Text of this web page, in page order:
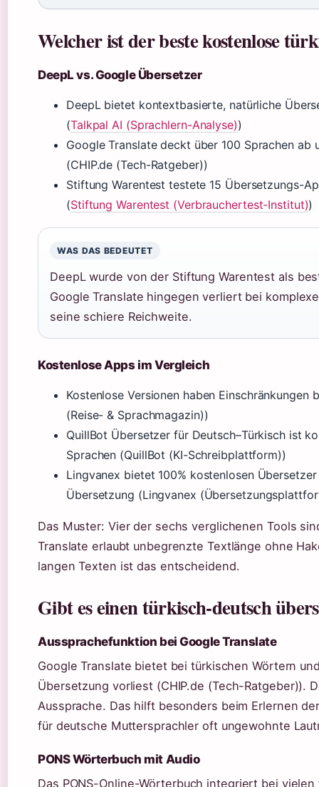
Welcher ist der beste kostenlose
DeepL vs. Google Übersetzer
DeepL bietet kontextbasierte, natürliche
(Talkpal AI (Sprachlern-Analyse))
Google Translate deckt über 100 Sprachen
(CHIP.de (Tech-Ratgeber))
Stiftung Warentest testete 15 Übersetzungs-
(Stiftung Warentest (Verbrauchertest-Institut))
WAS DAS BEDEUTET
DeepL wurde von der Stiftung Warentest als
Google Translate hingegen verliert bei
seine schiere Reichweite.
Kostenlose Apps im Vergleich
Kostenlose Versionen haben
(Reise- & Sprachmagazin))
QuillBot Übersetzer für Deutsch–Türkisch ist
Sprachen (QuillBot (KI-Schreibplattform))
Lingvanex bietet 100% kostenlosen
Übersetzung (Lingvanex
Das Muster: Vier der sechs verglichenen Tools
Translate erlaubt unbegrenzte Textlänge ohne
langen Texten ist das entscheidend.
Gibt es einen türkisch-deutsch
Aussprachefunktion bei Google Translate
Google Translate bietet bei türkischen Wörtern
Übersetzung vorliest (CHIP.de (Tech-Ratgeber)).
Aussprache. Das hilft besonders beim Erlernen
für deutsche Muttersprachler oft ungewohnte
PONS Wörterbuch mit Audio
Das PONS-Online-Wörterbuch integriert bei